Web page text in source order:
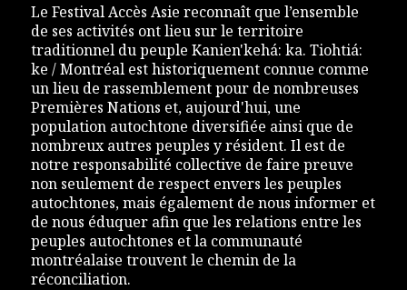
Le Festival Accès Asie reconnaît que l’ensemble
de ses activités ont lieu sur le territoire
traditionnel du peuple Kanien'kehá: ka. Tiohtiá:
ke / Montréal est historiquement connue comme
un lieu de rassemblement pour de nombreuses
Premières Nations et, aujourd'hui, une
population autochtone diversifiée ainsi que de
nombreux autres peuples y résident. Il est de
notre responsabilité collective de faire preuve
non seulement de respect envers les peuples
autochtones, mais également de nous informer et
de nous éduquer afin que les relations entre les
peuples autochtones et la communauté
montréalaise trouvent le chemin de la
réconciliation.